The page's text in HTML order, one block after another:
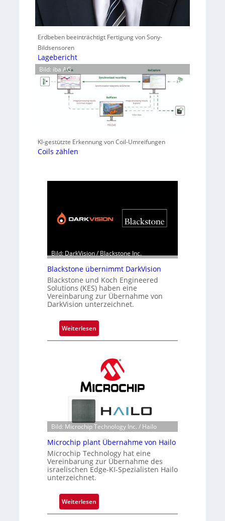
Erdbeben beeinträchtigt Fertigung von Sony-
Bildsensoren
Lagebericht
Bild: iba AG
KI-gestützte Erkennung von Coil-Umreifungen
Coils zählen
Bild: DarkVision / Blackstone Inc.
Blackstone übernimmt DarkVision
Blackstone und Koch Engineered
Solutions (KES) haben eine
Vereinbarung zur Übernahme von
DarkVision unterzeichnet.
Weiterlesen:
B
s
n
e
ü
b
e
m
Bild: Microchip Technology Inc. / Hailo
Microchip plant Übernahme von Hailo
Microchip Technology hat eine
Vereinbarung zur Übernahme des
israelischen Edge-KI-Spezialisten Hailo
unterzeichnet.
Weiterlesen:
M